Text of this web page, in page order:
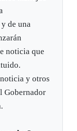
de una
noticia que
y otros
Gobernador